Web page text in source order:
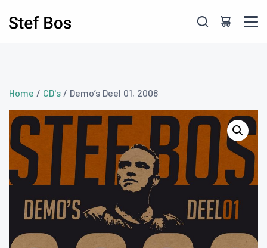
Home / CD's / Demo’s Deel 01, 2008